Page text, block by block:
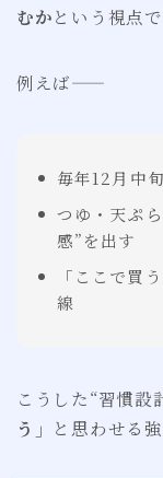
むかという視点で
例えば——
毎年12月中
つゆ・天ぷ
感”を出す
「ここで買
線
こうした“習慣設
う」 と思わせる